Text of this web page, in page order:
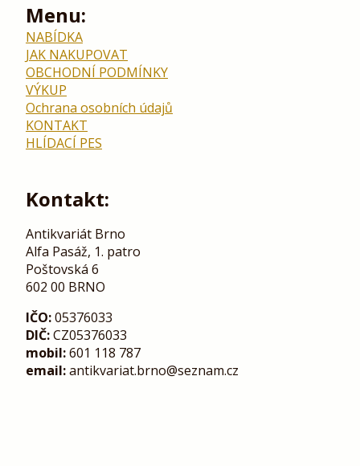
Menu:
NABÍDKA
JAK NAKUPOVAT
OBCHODNÍ PODMÍNKY
VÝKUP
Ochrana osobních údajů
KONTAKT
HLÍDACÍ PES
Kontakt:
Antikvariát Brno
Alfa Pasáž, 1. patro
Poštovská 6
602 00 BRNO
IČO:05376033
DIČ:CZ05376033
mobil:601 118 787
email:antikvariat.brno@seznam.cz